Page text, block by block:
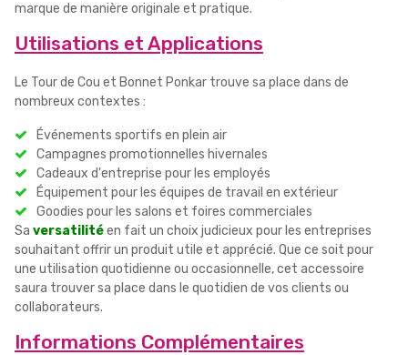
marque de manière originale et pratique.
Utilisations et Applications
Le Tour de Cou et Bonnet Ponkar trouve sa place dans de
nombreux contextes :
Événements sportifs en plein air
Campagnes promotionnelles hivernales
Cadeaux d'entreprise pour les employés
Équipement pour les équipes de travail en extérieur
Goodies pour les salons et foires commerciales
Sa versatilitéen fait un choix judicieux pour les entreprises
souhaitant offrir un produit utile et apprécié. Que ce soit pour
une utilisation quotidienne ou occasionnelle, cet accessoire
saura trouver sa place dans le quotidien de vos clients ou
collaborateurs.
Informations Complémentaires